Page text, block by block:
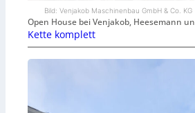
Bild: Venjakob Maschinenbau GmbH & Co. KG
Open House bei Venjakob, Heesemann
Kette komplett